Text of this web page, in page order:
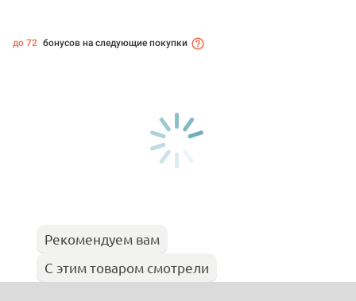
до 72 бонусов на следующие покупки
Рекомендуем вам
С этим товаром смотрели